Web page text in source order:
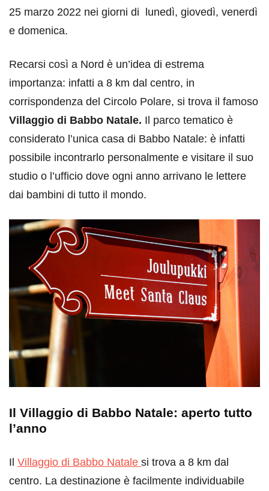
25 marzo 2022 nei giorni di lunedì, giovedì, venerdì
e domenica.
Recarsi così a Nord è un’idea di estrema
importanza: infatti a 8 km dal centro, in
corrispondenza del Circolo Polare, si trova il famoso
Villaggio di Babbo Natale. Il parco tematico è
considerato l’unica casa di Babbo Natale: è infatti
possibile incontrarlo personalmente e visitare il suo
studio o l’ufficio dove ogni anno arrivano le lettere
dai bambini di tutto il mondo.
Il Villaggio di Babbo Natale: aperto tutto
l’anno
Il Villaggio di Babbo Natale si trova a 8 km dal
centro. La destinazione è facilmente individuabile